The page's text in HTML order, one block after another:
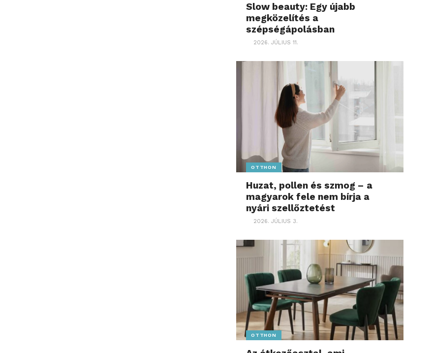
Slow beauty: Egy újabb
megközelítés a
szépségápolásban
2026. JÚLIUS 11.
OTTHON
Huzat, pollen és szmog – a
magyarok fele nem bírja a
nyári szellőztetést
2026. JÚLIUS 3.
OTTHON